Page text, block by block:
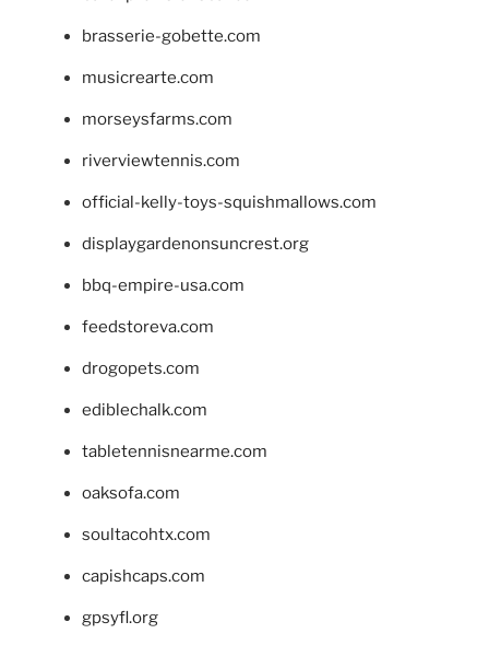
brasserie-gobette.com
musicrearte.com
morseysfarms.com
riverviewtennis.com
official-kelly-toys-squishmallows.com
displaygardenonsuncrest.org
bbq-empire-usa.com
feedstoreva.com
drogopets.com
ediblechalk.com
tabletennisnearme.com
oaksofa.com
soultacohtx.com
capishcaps.com
gpsyfl.org